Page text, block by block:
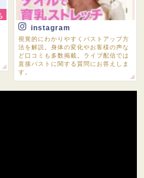
instagram
視覚的にわかりやすくバストアップ方
法を解説。身体の変化やお客様の声な
ど口コミも多数掲載。ライブ配信では
直接バストに関する質問にお答えしま
す。